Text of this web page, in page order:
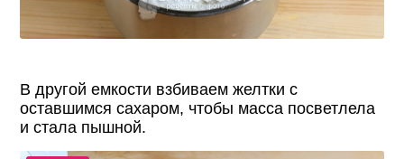
В другой емкости взбиваем желтки с
оставшимся сахаром, чтобы масса посветлела
и стала пышной.